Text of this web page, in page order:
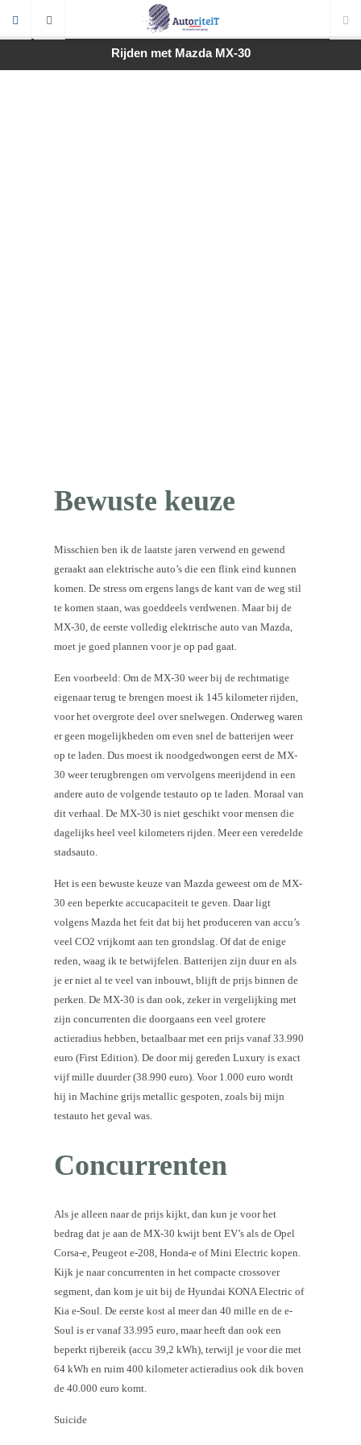
Rijden met Mazda MX-30
Bewuste keuze
Misschien ben ik de laatste jaren verwend en gewend
geraakt aan elektrische auto’s die een flink eind kunnen
komen. De stress om ergens langs de kant van de weg stil
te komen staan, was goeddeels verdwenen. Maar bij de
MX-30, de eerste volledig elektrische auto van Mazda,
moet je goed plannen voor je op pad gaat.
Een voorbeeld: Om de MX-30 weer bij de rechtmatige
eigenaar terug te brengen moest ik 145 kilometer rijden,
voor het overgrote deel over snelwegen. Onderweg waren
er geen mogelijkheden om even snel de batterijen weer
op te laden. Dus moest ik noodgedwongen eerst de MX-
30 weer terugbrengen om vervolgens meerijdend in een
andere auto de volgende testauto op te laden. Moraal van
dit verhaal. De MX-30 is niet geschikt voor mensen die
dagelijks heel veel kilometers rijden. Meer een veredelde
stadsauto.
Het is een bewuste keuze van Mazda geweest om de MX-
30 een beperkte accucapaciteit te geven. Daar ligt
volgens Mazda het feit dat bij het produceren van accu’s
veel CO2 vrijkomt aan ten grondslag. Of dat de enige
reden, waag ik te betwijfelen. Batterijen zijn duur en als
je er niet al te veel van inbouwt, blijft de prijs binnen de
perken. De MX-30 is dan ook, zeker in vergelijking met
zijn concurrenten die doorgaans een veel grotere
actieradius hebben, betaalbaar met een prijs vanaf 33.990
euro (First Edition). De door mij gereden Luxury is exact
vijf mille duurder (38.990 euro). Voor 1.000 euro wordt
hij in Machine grijs metallic gespoten, zoals bij mijn
testauto het geval was.
Concurrenten
Als je alleen naar de prijs kijkt, dan kun je voor het
bedrag dat je aan de MX-30 kwijt bent EV’s als de Opel
Corsa-e, Peugeot e-208, Honda-e of Mini Electric kopen.
Kijk je naar concurrenten in het compacte crossover
segment, dan kom je uit bij de Hyundai KONA Electric of
Kia e-Soul. De eerste kost al meer dan 40 mille en de e-
Soul is er vanaf 33.995 euro, maar heeft dan ook een
beperkt rijbereik (accu 39,2 kWh), terwijl je voor die met
64 kWh en ruim 400 kilometer actieradius ook dik boven
de 40.000 euro komt.
Suicide